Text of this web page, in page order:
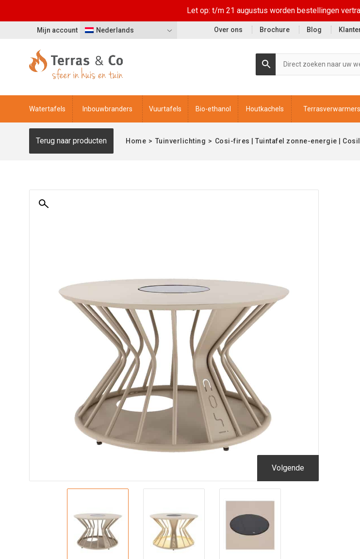
Nederlands
Mijn account Over ons Brochure Blog
Watertafels Inbouwbranders Vuurtafels Bio-ethanol Houtkachels Terrasverwarmers
Terug naar producten Home > Tuinverlichting > Cosi-fires | Tuintafel zonne-energie |
Volgende
Let op: t/m 21 augustus worden bestellingen